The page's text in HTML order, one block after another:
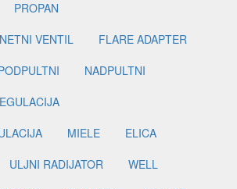
PROPAN
VENTIL
FLARE ADAPTER
NADPULTNI
MIELE
ELICA
ULJNI RADIJATOR
WELL